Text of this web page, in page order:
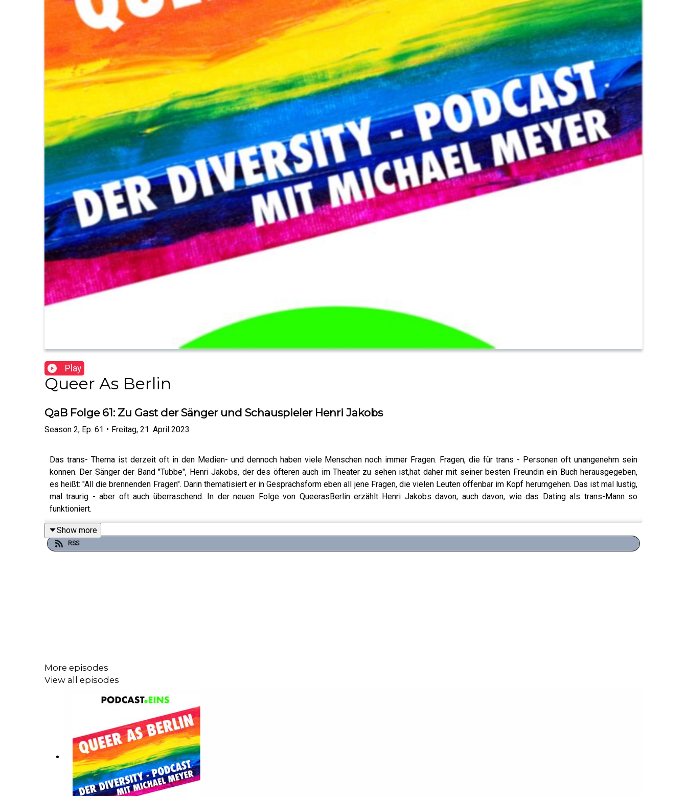
Play
Queer As Berlin
QaB Folge 61: Zu Gast der Sänger und Schauspieler Henri Jakobs
Season 2, Ep. 61 • Freitag, 21. April 2023
Das trans- Thema ist derzeit oft in den Medien- und dennoch haben viele Menschen noch immer Fragen. Fragen, die für trans - Personen oft unangenehm sein
können. Der Sänger der Band "Tubbe", Henri Jakobs, der des öfteren auch im Theater zu sehen ist,hat daher mit seiner besten Freundin ein Buch herausgegeben,
es heißt: "All die brennenden Fragen". Darin thematisiert er in Gesprächsform eben all jene Fragen, die vielen Leuten offenbar im Kopf herumgehen. Das ist mal lustig,
mal traurig - aber oft auch überraschend. In der neuen Folge von QueerasBerlin erzählt Henri Jakobs davon, auch davon, wie das Dating als trans-Mann so
funktioniert.
Show more
RSS
More episodes
View all episodes